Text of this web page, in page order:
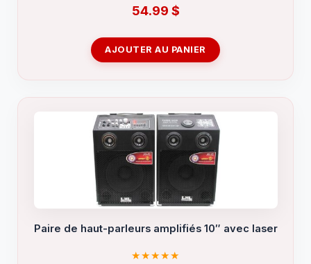
54.99 $
AJOUTER AU PANIER
Paire de haut-parleurs amplifiés 10″ avec laser